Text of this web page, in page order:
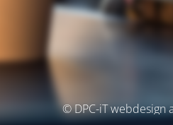
© DPC-iT webdesign